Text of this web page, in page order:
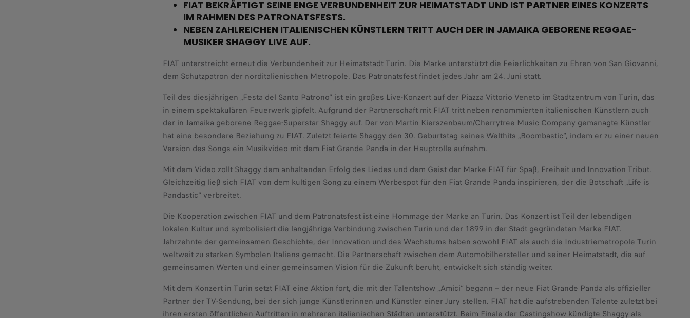
FIAT BEKRÄFTIGT SEINE ENGE VERBUNDENHEIT ZUR HEIMATSTADT UND IST PARTNER EINES KONZERTS
IM RAHMEN DES PATRONATSFESTS.
NEBEN ZAHLREICHEN ITALIENISCHEN KÜNSTLERN TRITT AUCH DER IN JAMAIKA GEBORENE REGGAE-
MUSIKER SHAGGY LIVE AUF.
FIAT unterstreicht erneut die Verbundenheit zur Heimatstadt Turin. Die Marke unterstützt die Feierlichkeiten zu Ehren von San Giovanni,
dem Schutzpatron der norditalienischen Metropole. Das Patronatsfest findet jedes Jahr am 24. Juni statt.
Teil des diesjährigen „Festa del Santo Patrono“ ist ein großes Live-Konzert auf der Piazza Vittorio Veneto im Stadtzentrum von Turin, das
in einem spektakulären Feuerwerk gipfelt. Aufgrund der Partnerschaft mit FIAT tritt neben renommierten italienischen Künstlern auch
der in Jamaika geborene Reggae-Superstar Shaggy auf. Der von Martin Kierszenbaum/Cherrytree Music Company gemanagte Künstler
hat eine besondere Beziehung zu FIAT. Zuletzt feierte Shaggy den 30. Geburtstag seines Welthits „Boombastic“, indem er zu einer neuen
Version des Songs ein Musikvideo mit dem Fiat Grande Panda in der Hauptrolle aufnahm.
Mit dem Video zollt Shaggy dem anhaltenden Erfolg des Liedes und dem Geist der Marke FIAT für Spaß, Freiheit und Innovation Tribut.
Gleichzeitig ließ sich FIAT von dem kultigen Song zu einem Werbespot für den Fiat Grande Panda inspirieren, der die Botschaft „Life is
Pandastic“ verbreitet.
Die Kooperation zwischen FIAT und dem Patronatsfest ist eine Hommage der Marke an Turin. Das Konzert ist Teil der lebendigen
lokalen Kultur und symbolisiert die langjährige Verbindung zwischen Turin und der 1899 in der Stadt gegründeten Marke FIAT.
Jahrzehnte der gemeinsamen Geschichte, der Innovation und des Wachstums haben sowohl FIAT als auch die Industriemetropole Turin
weltweit zu starken Symbolen Italiens gemacht. Die Partnerschaft zwischen dem Automobilhersteller und seiner Heimatstadt, die auf
gemeinsamen Werten und einer gemeinsamen Vision für die Zukunft beruht, entwickelt sich ständig weiter.
Mit dem Konzert in Turin setzt FIAT eine Aktion fort, die mit der Talentshow „Amici“ begann – der neue Fiat Grande Panda als offizieller
Partner der TV-Sendung, bei der sich junge Künstlerinnen und Künstler einer Jury stellen. FIAT hat die aufstrebenden Talente zuletzt bei
ihren ersten öffentlichen Auftritten in mehreren italienischen Städten unterstützt. Beim Finale der Castingshow kündigte Shaggy als